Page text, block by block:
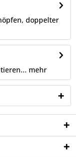
doppelter
mehr